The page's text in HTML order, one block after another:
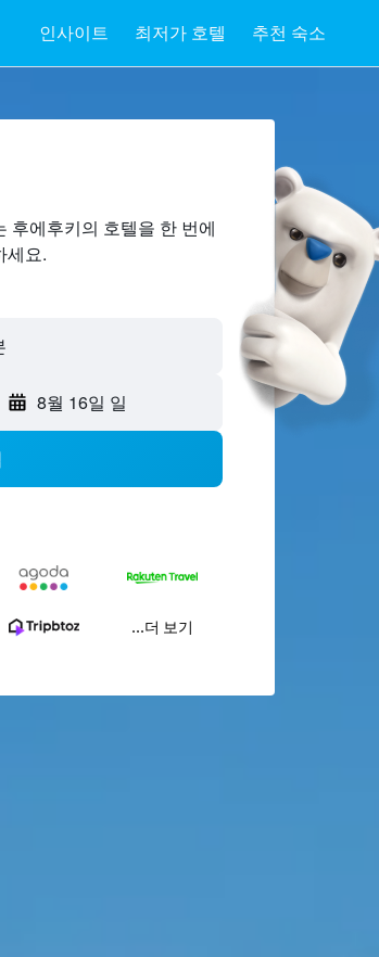
인사이트 최저가 호텔 추천 숙소
후에후키​의 호텔을 한 번에
세요.
8월 16일 일
...더 보기